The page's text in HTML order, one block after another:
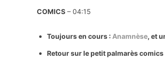
COMICS – 04:15
Toujours en cours : Anamnèse, et
Retour sur le petit palmarès comics